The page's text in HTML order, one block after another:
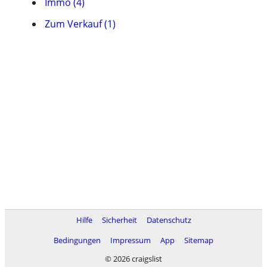
Zum Verkauf (1)
Hilfe Sicherheit
Datenschutz
Bedingungen
Impressum App
Sitemap
© 2026 craigslist